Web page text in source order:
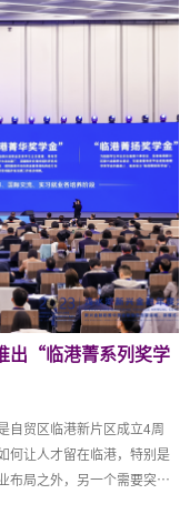
2号楼
出“临港菁系列奖学
贸区临港新片区成立4周
何让人才留在临港，特别是
布局之外，另一个需要突破